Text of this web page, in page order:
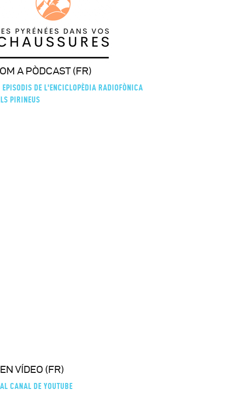
A PÒDCAST (FR)
DE L'ENCICLOPÈDIA RADIOFÒNICA
PIRINEUS
EN VÍDEO (FR)
AL CANAL DE YOUTUBE